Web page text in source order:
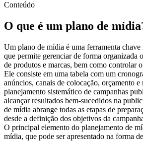
Conteúdo
O que é um plano de
Um plano de mídia é uma ferramenta chave
que permite gerenciar de forma organizada
de produtos e marcas, bem como controlar
Ele consiste em uma tabela com um
anúncios, canais de colocação, orçamento
planejamento sistemático de campanhas
alcançar resultados bem-sucedidos na
de mídia abrange todas as etapas de
desde a definição dos objetivos da
O principal elemento do planejamento de
mídia, que pode ser apresentado na forma